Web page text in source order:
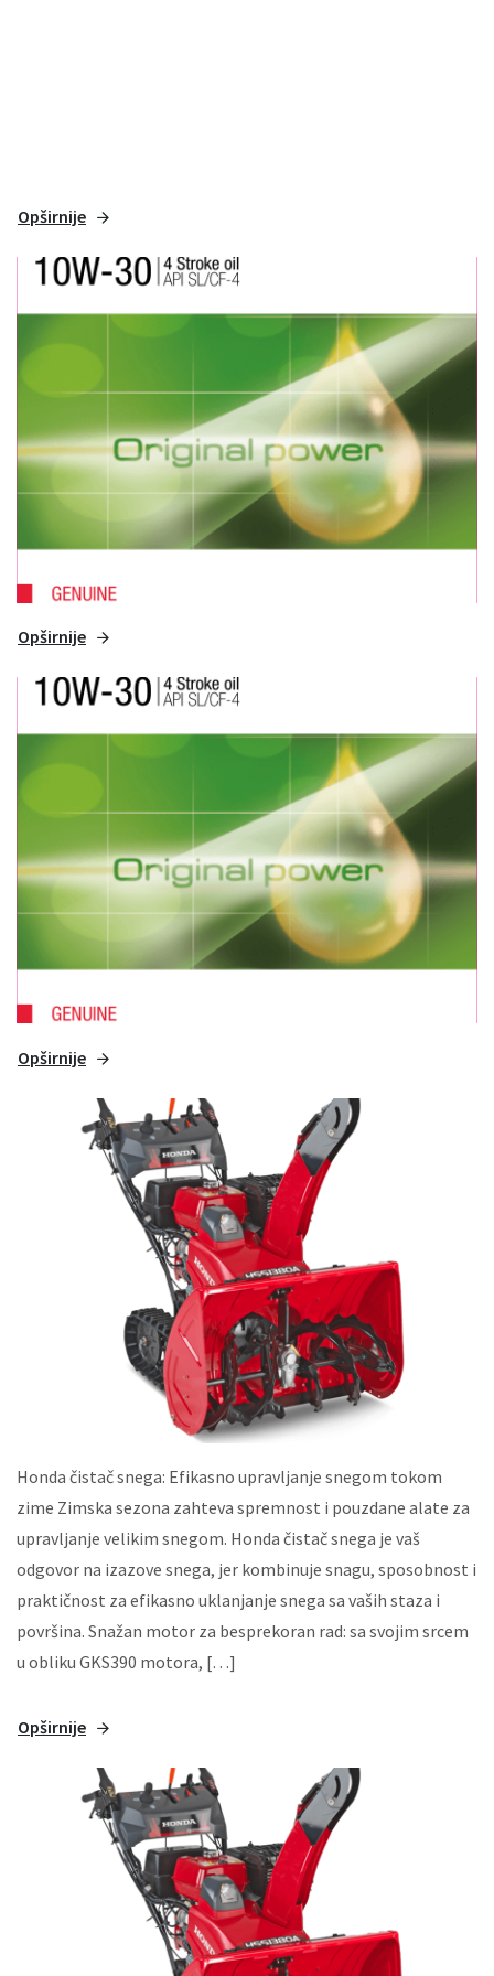
Opširnije
Opširnije
Opširnije
Honda čistač snega: Efikasno upravljanje snegom tokom
zime Zimska sezona zahteva spremnost i pouzdane alate za
upravljanje velikim snegom. Honda čistač snega je vaš
odgovor na izazove snega, jer kombinuje snagu, sposobnost i
praktičnost za efikasno uklanjanje snega sa vaših staza i
površina. Snažan motor za besprekoran rad: sa svojim srcem
u obliku GKS390 motora, […]
Opširnije